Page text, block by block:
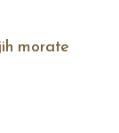
morate